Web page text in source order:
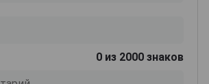
0 из 2000 знаков